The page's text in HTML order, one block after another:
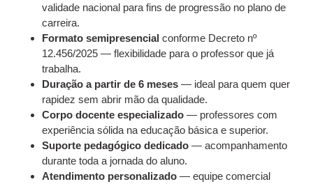
validade nacional para fins de progressão no plano de
carreira.
Formato semipresencial conforme Decreto nº
12.456/2025 — flexibilidade para o professor que já
trabalha.
Duração a partir de 6 meses — ideal para quem quer
rapidez sem abrir mão da qualidade.
Corpo docente especializado — professores com
experiência sólida na educação básica e superior.
Suporte pedagógico dedicado — acompanhamento
durante toda a jornada do aluno.
Atendimento personalizado — equipe comercial